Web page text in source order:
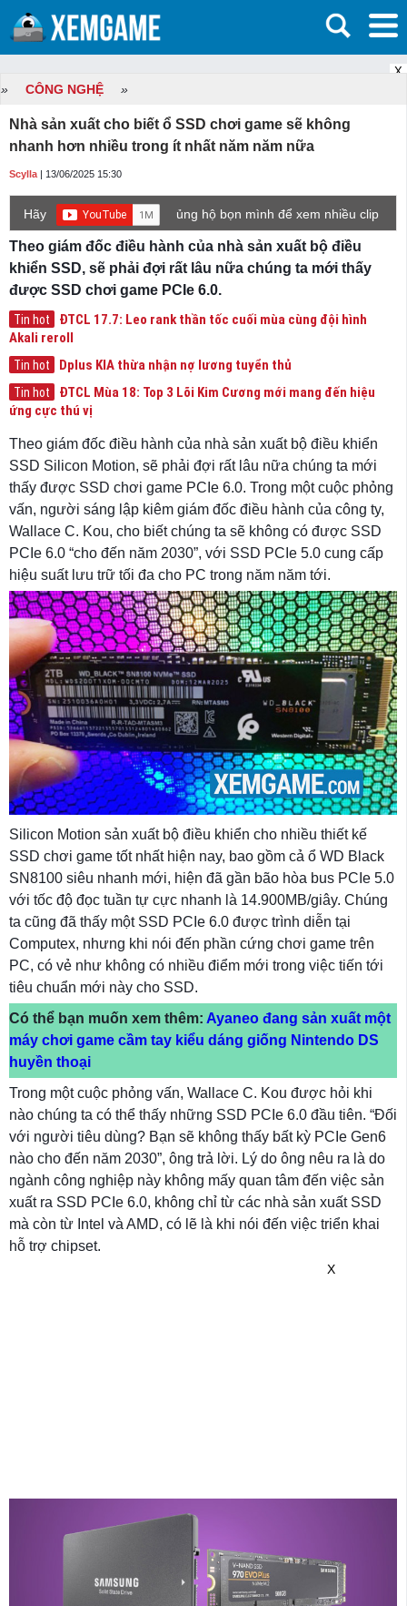
X
» CÔNG NGHỆ »
Nhà sản xuất cho biết ổ SSD chơi game sẽ không
nhanh hơn nhiều trong ít nhất năm năm nữa
Scylla | 13/06/2025 15:30
Hãy
ủng hộ bọn mình để xem nhiều clip
game mới hơn nhé!
Theo giám đốc điều hành của nhà sản xuất bộ điều
khiển SSD, sẽ phải đợi rất lâu nữa chúng ta mới thấy
được SSD chơi game PCIe 6.0.
Tin hot
ĐTCL 17.7: Leo rank thần tốc cuối mùa cùng đội hình
Akali reroll
Tin hot Dplus KIA thừa nhận nợ lương tuyển thủ
Tin hot
ĐTCL Mùa 18: Top 3 Lõi Kim Cương mới mang đến hiệu
ứng cực thú vị
Theo giám đốc điều hành của nhà sản xuất bộ điều khiển
SSD Silicon Motion, sẽ phải đợi rất lâu nữa chúng ta mới
thấy được SSD chơi game PCIe 6.0. Trong một cuộc phỏng
vấn, người sáng lập kiêm giám đốc điều hành của công ty,
Wallace C. Kou, cho biết chúng ta sẽ không có được SSD
PCIe 6.0 “cho đến năm 2030”, với SSD PCIe 5.0 cung cấp
hiệu suất lưu trữ tối đa cho PC trong năm năm tới.
Silicon Motion sản xuất bộ điều khiển cho nhiều thiết kế
SSD chơi game tốt nhất hiện nay, bao gồm cả ổ WD Black
SN8100 siêu nhanh mới, hiện đã gần bão hòa bus PCIe 5.0
với tốc độ đọc tuần tự cực nhanh là 14.900MB/giây. Chúng
ta cũng đã thấy một SSD PCIe 6.0 được trình diễn tại
Computex, nhưng khi nói đến phần cứng chơi game trên
PC, có vẻ như không có nhiều điểm mới trong việc tiến tới
tiêu chuẩn mới này cho SSD.
Có thể bạn muốn xem thêm: Ayaneo đang sản xuất một
máy chơi game cầm tay kiểu dáng giống Nintendo DS
huyền thoại
Trong một cuộc phỏng vấn, Wallace C. Kou được hỏi khi
nào chúng ta có thể thấy những SSD PCIe 6.0 đầu tiên. “Đối
với người tiêu dùng? Bạn sẽ không thấy bất kỳ PCIe Gen6
nào cho đến năm 2030”, ông trả lời. Lý do ông nêu ra là do
ngành công nghiệp này không mấy quan tâm đến việc sản
xuất ra SSD PCIe 6.0, không chỉ từ các nhà sản xuất SSD
mà còn từ Intel và AMD, có lẽ là khi nói đến việc triển khai
hỗ trợ chipset.
X